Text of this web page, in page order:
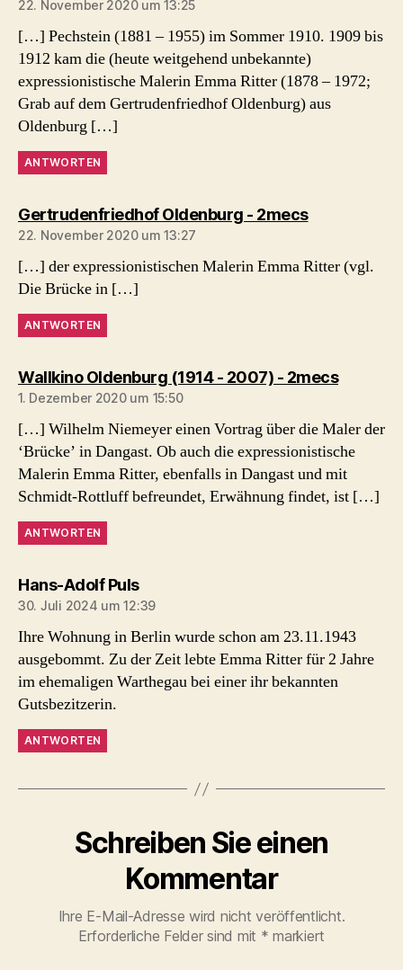
22. November 2020 um 13:25
[…] Pechstein (1881 – 1955) im Sommer 1910. 1909 bis
1912 kam die (heute weitgehend unbekannte)
expressionistische Malerin Emma Ritter (1878 – 1972;
Grab auf dem Gertrudenfriedhof Oldenburg) aus
Oldenburg […]
ANTWORTEN
Gertrudenfriedhof Oldenburg - 2mecssagt:
22. November 2020 um 13:27
[…] der expressionistischen Malerin Emma Ritter (vgl.
Die Brücke in […]
ANTWORTEN
Wallkino Oldenburg (1914 - 2007) - 2mecssagt:
1. Dezember 2020 um 15:50
[…] Wilhelm Niemeyer einen Vortrag über die Maler der
‘Brücke’ in Dangast. Ob auch die expressionistische
Malerin Emma Ritter, ebenfalls in Dangast und mit
Schmidt-Rottluff befreundet, Erwähnung findet, ist […]
ANTWORTEN
Hans-Adolf Pulssagt:
30. Juli 2024 um 12:39
Ihre Wohnung in Berlin wurde schon am 23.11.1943
ausgebommt. Zu der Zeit lebte Emma Ritter für 2 Jahre
im ehemaligen Warthegau bei einer ihr bekannten
Gutsbezitzerin.
ANTWORTEN
Schreiben Sie einen
Kommentar
Ihre E-Mail-Adresse wird nicht veröffentlicht.
Erforderliche Felder sind mit * markiert